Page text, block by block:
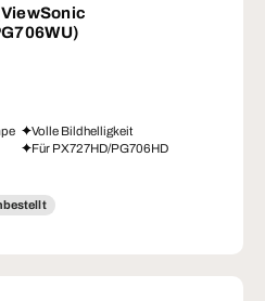
Volle Bildhelligkeit
Für PX727HD/PG706HD